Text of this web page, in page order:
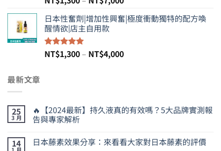
滿分 5
範
到
日本性奮劑|增加性興奮|極度衝動獨特的配方喚
醒情欲|店主自用款
評分 5.00
滿分 5
NT$1,300– NT$4,000價
到
NT$4,000
最新文章
25
3 月
🔥【2024最新】持久液真的有效嗎？5大品牌實測報
告與專家解析
14 日本藤素效果分享：來看看大家對日本藤素的評價